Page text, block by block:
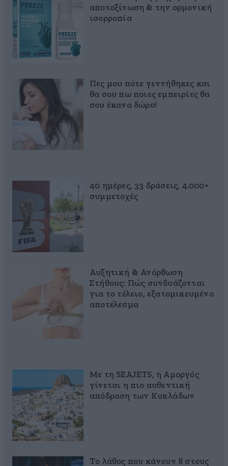
αποτοξίνωση & την ορμονική
ισορροπία
Πες μου πότε γεννήθηκες και
θα σου πω ποιες εμπειρίες θα
σου έκανα δώρο!
40 ημέρες, 33 δράσεις, 4.000+
συμμετοχές
Αυξητική & Ανόρθωση
Στήθους: Πώς συνδυάζονται
για το τέλειο, εξατομικευμένο
αποτέλεσμα
Με τη SEAJETS, η Αμοργός
γίνεται η πιο αυθεντική
απόδραση των Κυκλάδων
Το λάθος που κάνουν 8 στους